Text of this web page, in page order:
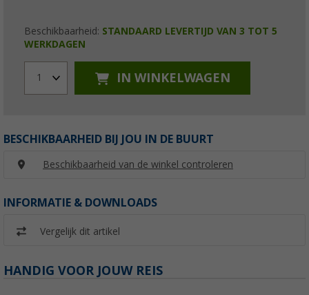
Beschikbaarheid: STANDAARD LEVERTIJD VAN 3 TOT 5
WERKDAGEN
1 IN WINKELWAGEN
BESCHIKBAARHEID BIJ JOU IN DE BUURT
Beschikbaarheid van de winkel controleren
INFORMATIE & DOWNLOADS
Vergelijk dit artikel
HANDIG VOOR JOUW REIS